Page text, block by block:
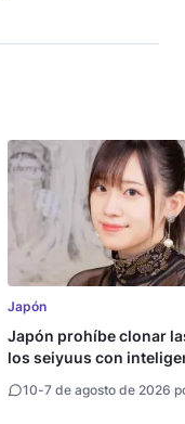
Japón
Japón prohíbe clonar
los seiyuus con
10-7 de agosto de 2026